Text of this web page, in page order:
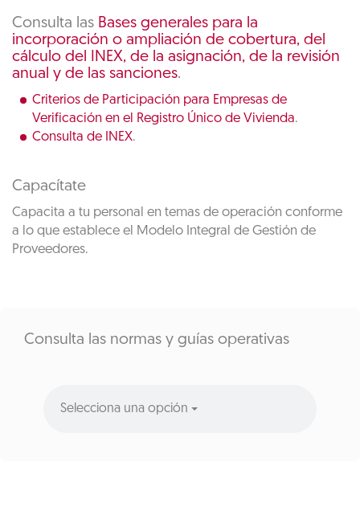
Consulta las Bases generales para la
incorporación o ampliación de cobertura, del
cálculo del INEX, de la asignación, de la revisión
anual y de las sanciones.
Criterios de Participación para Empresas de
Verificación en el Registro Único de Vivienda.
Consulta de INEX.
Capacítate
Capacita a tu personal en temas de operación conforme
a lo que establece el Modelo Integral de Gestión de
Proveedores.
Consulta las normas y guías operativas
Selecciona una opción